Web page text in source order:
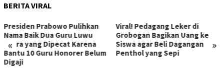
BERITA VIRAL
« »
Presiden Prabowo Pulihkan
Nama Baik Dua Guru Luwu
Utara yang Dipecat Karena
Bantu 10 Guru Honorer Belum
Digaji
Viral! Pedagang Leker di
Grobogan Bagikan Uang ke
Siswa agar Beli Dagangan
Penthol yang Sepi